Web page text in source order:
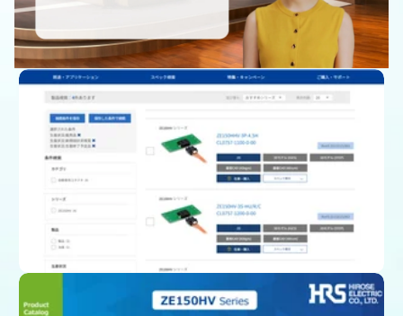
製品一覧ページ
(スペック、図面、3D CAD)